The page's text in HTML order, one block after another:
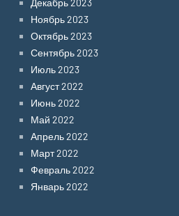
Декабрь 2023
Ноябрь 2023
Октябрь 2023
Сентябрь 2023
Июль 2023
Август 2022
Июнь 2022
Май 2022
Апрель 2022
Март 2022
Февраль 2022
Январь 2022